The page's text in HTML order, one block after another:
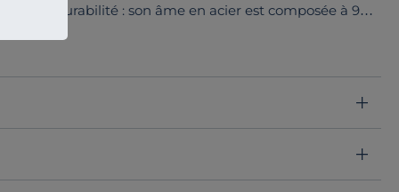
et la durabilité : son âme en acier est composée à 90
et confort.